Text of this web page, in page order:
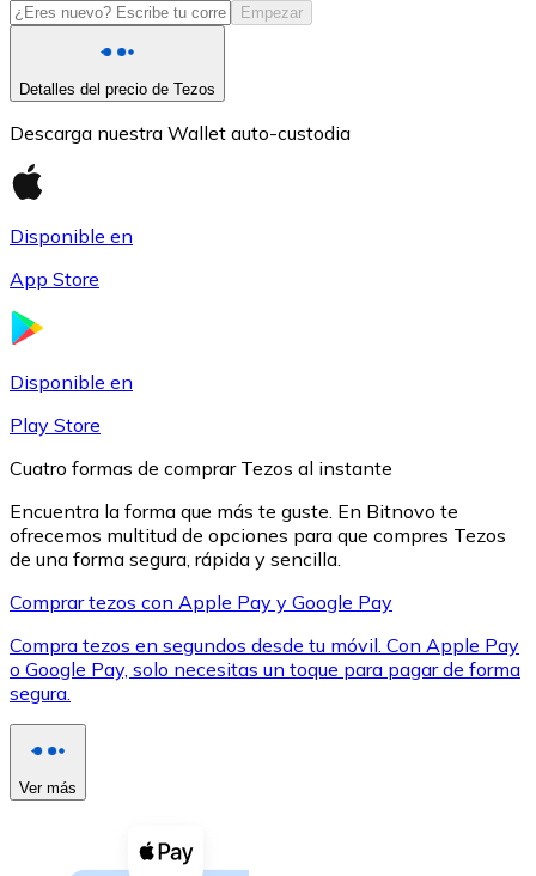
Litecoin
LTC
Ver todo
Compra criptomonedas con efectivo en tu tienda más
Comprar con efectivo
Empezar
Detalles del precio de Tezos
Descarga nuestra Wallet auto-custodia
Disponible en
App Store
Disponible en
Play Store
Cuatro formas de comprar Tezos al instante
Encuentra la forma que más te guste. En Bitnovo te
ofrecemos multitud de opciones para que compres Tezos
de una forma segura, rápida y sencilla.
Comprar tezos con Apple Pay y Google Pay
Compra tezos en segundos desde tu móvil. Con Apple Pay
o Google Pay, solo necesitas un toque para pagar de forma
segura.
Ver más